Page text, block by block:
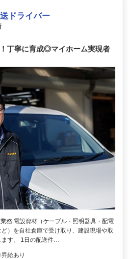
ドライバー
丁寧に育成◎マイホーム実現者
務 電設資材（ケーブル・照明器具・配電
）を自社倉庫で受け取り、建設現場や取
す。 1日の配送件…
給あり